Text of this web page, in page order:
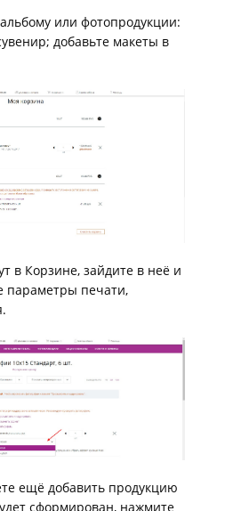
или фотопродукции:
добавьте макеты в
в Корзине, зайдите в неё и
параметры печати,
ещё добавить продукцию
сформирован, нажмите